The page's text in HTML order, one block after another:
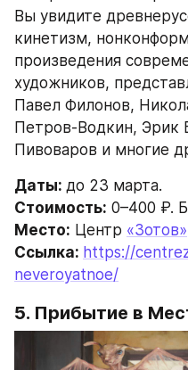
Вы увидите
кинетизм,
произведения
художников,
Павел Филонов,
Петров-Водкин, Эрик
Пивоваров и многие
Даты: до 23 марта.
Стоимость: 0–400 ₽.
Место: Центр «Зотов»
Ссылка: https://
neveroyatnoe/
5. Прибытие в